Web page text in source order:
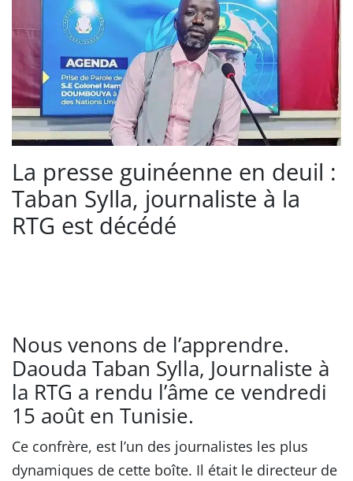
La presse guinéenne en deuil :
Taban Sylla, journaliste à la
RTG est décédé
Nous venons de l’apprendre.
Daouda Taban Sylla, Journaliste à
la RTG a rendu l’âme ce vendredi
15 août en Tunisie.
Ce confrère, est l’un des journalistes les plus
dynamiques de cette boîte. Il était le directeur de